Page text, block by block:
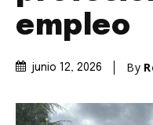
empleo
junio 12, 2026 By